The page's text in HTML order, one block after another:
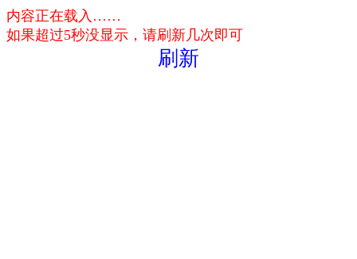
内容正在载入……
如果超过5秒没显示，请刷新几次即可
刷新